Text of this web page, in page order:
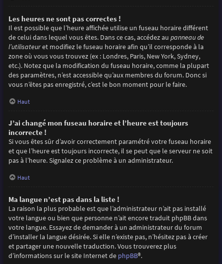
Les heures ne sont pas correctes !
Il est possible que l’heure affichée utilise un fuseau horaire différent
de celui dans lequel vous êtes. Dans ce cas, accédez au panneau de
l’utilisateuret modifiez le fuseau horaire afin qu’il corresponde à la
zone où vous vous trouvez (ex : Londres, Paris, New York, Sydney,
etc.). Notez que la modification du fuseau horaire, comme la plupart
des paramètres, n’est accessible qu’aux membres du forum. Donc si
vous n’êtes pas enregistré, c’est le bon moment pour le faire.
Haut
J’ai changé mon fuseau horaire et l’heure est toujours
incorrecte !
Si vous êtes sûr d’avoir correctement paramétré votre fuseau horaire
et que l’heure est toujours incorrecte, il se peut que le serveur ne soit
pas à l’heure. Signalez ce problème à un administrateur.
Haut
Ma langue n’est pas dans la liste !
La raison la plus probable est que l’administrateur n’ait pas installé
votre langue ou bien que personne n’ait encore traduit phpBB dans
votre langue. Essayez de demander à un administrateur du forum
d’installer la langue désirée. Si elle n’existe pas, n’hésitez pas à créer
et partager une nouvelle traduction. Vous trouverez plus
d’informations sur le site Internet de phpBB®.